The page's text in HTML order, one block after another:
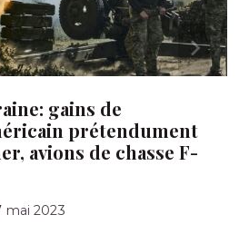
gains de
prétendument
avions de chasse F-
mai 2023